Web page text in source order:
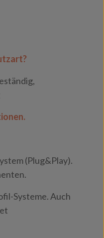
(Plug&Play).
Systeme. Auch